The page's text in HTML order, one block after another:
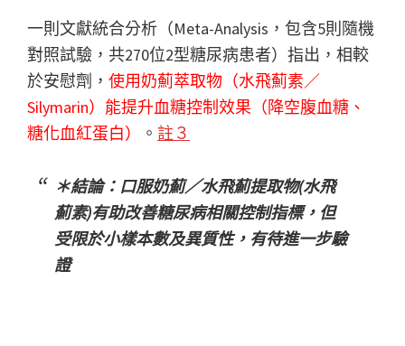
一則文獻統合分析（Meta-Analysis，包含5則隨機
對照試驗，共270位2型糖尿病患者）指出，相較
於安慰劑， 使用奶薊萃取物（水飛薊素／
Silymarin）能提升血糖控制效果（降空腹血糖、
糖化血紅蛋白）
。 註３
＊結論：口服奶薊／水飛薊提取物(水飛
薊素)有助改善糖尿病相關控制指標，但
受限於小樣本數及異質性，有待進一步驗
證